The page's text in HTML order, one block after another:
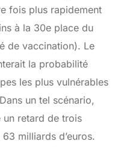
fois plus rapidement
à la 30e place du
de vaccination). Le
la probabilité
les plus vulnérables
un tel scénario,
un retard de trois
milliards d’euros.